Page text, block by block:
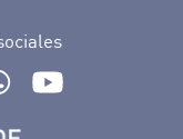
de Tenerife en Facebook
Auditorio de Tenerife en
de Auditorio de
Ir al Boletín Whatsapp